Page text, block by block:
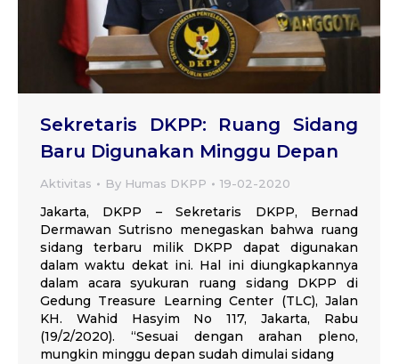
Sekretaris DKPP: Ruang Sidang
Baru Digunakan Minggu Depan
Aktivitas By Humas DKPP 19-02-2020
Jakarta, DKPP – Sekretaris DKPP, Bernad
Dermawan Sutrisno menegaskan bahwa ruang
sidang terbaru milik DKPP dapat digunakan
dalam waktu dekat ini. Hal ini diungkapkannya
dalam acara syukuran ruang sidang DKPP di
Gedung Treasure Learning Center (TLC), Jalan
KH. Wahid Hasyim No 117, Jakarta, Rabu
(19/2/2020). “Sesuai dengan arahan pleno,
mungkin minggu depan sudah dimulai sidang